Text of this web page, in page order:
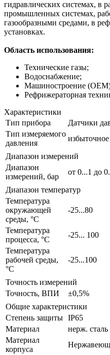
гидравлических системах, в
промышленных системах,
газообразными средами, в
установках.
Область использования:
Технические газы;
Водоснабжение;
Машиностроение
Рефрижераторная
Характеристики
Тип прибора
Датчики
Тип измеряемого
давления
избыточное
Диапазон измерений
Диапазон
измерений, бар
от 0...1 до
Диапазон температур
Температура
окружающей
среды, °С
-25...80
Температура
процесса, °С
-25... 100
Температура
рабочей среды,
°С
-25...100
Точность измерений
Точность, ВПИ
±0,5%
Общие характеристики
Степень защиты IP65
Материал
нерж. сталь
Материал
корпуса